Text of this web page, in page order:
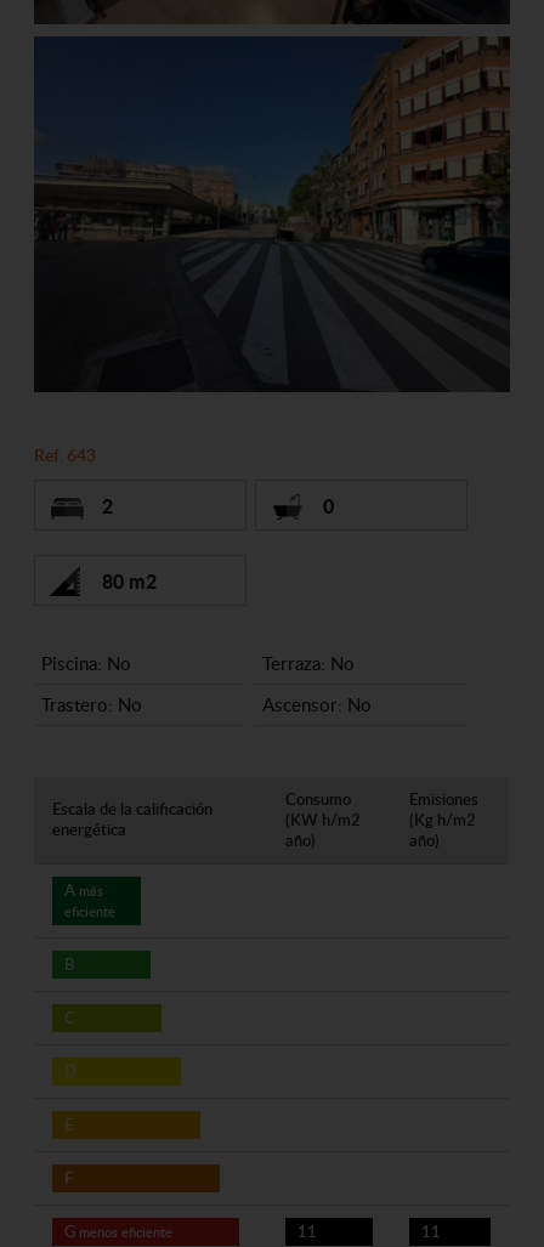
Ref. 643
2 0
80 m2
Piscina: No
Terraza: No
Trastero: No
Ascensor: No
Escala de la calificación
energética
Consumo
(KW h/m2
año)
Emisiones
(Kg h/m2
año)
A más
eficiente
B
C
D
E
F
G menos eficiente 11 11